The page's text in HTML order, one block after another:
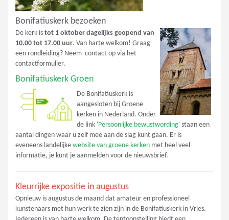
Bonifatiuskerk bezoeken
De kerk is tot 1 oktober dagelijks geopend van
10.00 tot 17.00 uur. Van harte welkom! Graag
een rondleiding? Neem contact op via het
contactformulier.
Bonifatiuskerk Groen
De Bonifatiuskerk is
aangesloten bij Groene
kerken in Nederland. Onder
de link 'Persoonlijke bewustwording' staan een
aantal dingen waar u zelf mee aan de slag kunt gaan. Er is
eveneens landelijke website van groene kerken met heel veel
informatie, je kunt je aanmelden voor de nieuwsbrief.
Kleurrijke expositie in augustus
Opnieuw is augustus de maand dat amateur en professioneel
kunstenaars met hun werk te zien zijn in de Bonifatiuskerk in Vries.